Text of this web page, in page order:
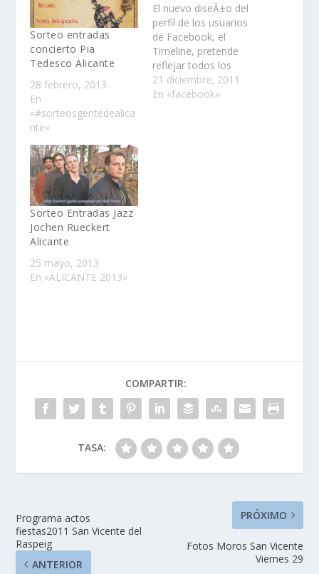
Sorteo entradas
concierto Pia
Tedesco Alicante
28 febrero, 2013
En
«#sorteosgentedealica
nte»
El nuevo diseÃ±o del
perfil de los usuarios
de Facebook, el
Timeline, pretende
reflejar todos los
acontecimientos
relevantes de cada
21 diciembre, 2011
En «facebook»
Sorteo Entradas Jazz
Jochen Rueckert
Alicante
25 mayo, 2013
En «ALICANTE 2013»
COMPARTIR:
TASA:
Programa actos
fiestas2011 San Vicente del
Raspeig
ANTERIOR
PRÓXIMO
Fotos Moros San Vicente
Viernes 29